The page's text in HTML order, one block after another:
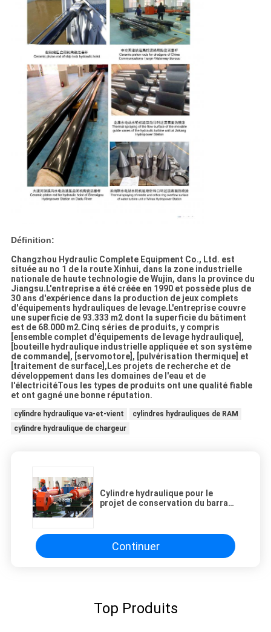
Définition:
Changzhou Hydraulic Complete Equipment Co., Ltd. est
située au no 1 de la route Xinhui, dans la zone industrielle
nationale de haute technologie de Wujin, dans la province du
Jiangsu.L'entreprise a été créée en 1990 et possède plus de
30 ans d'expérience dans la production de jeux complets
d'équipements hydrauliques de levage.L'entreprise couvre
une superficie de 93.333 m2 dont la superficie du bâtiment
est de 68.000 m2.Cinq séries de produits, y compris
[ensemble complet d'équipements de levage hydraulique],
[bouteille hydraulique industrielle appliquée et son système
de commande], [servomotore], [pulvérisation thermique] et
[traitement de surface],Les projets de recherche et de
développement dans les domaines de l'eau et de
l'électricitéTous les types de produits ont une qualité fiable
et ont gagné une bonne réputation.
cylindre hydraulique va-et-vient
cylindres hydrauliques de RAM
cylindre hydraulique de chargeur
Cylindre hydraulique pour le
projet de conservation du barrage
Continuer
Top Produits